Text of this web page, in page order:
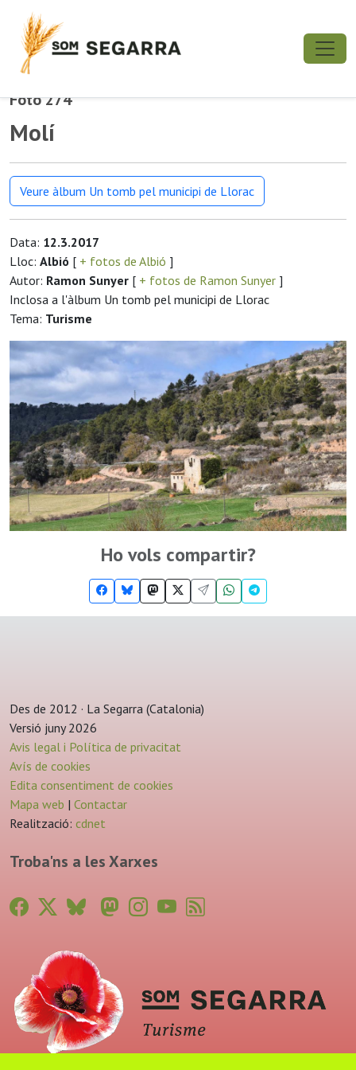
Foto 274
Molí
Veure àlbum Un tomb pel municipi de Llorac
Data: 12.3.2017
Lloc: Albió [ + fotos de Albió ]
Autor: Ramon Sunyer [ + fotos de Ramon Sunyer ]
Inclosa a l'àlbum Un tomb pel municipi de Llorac
Tema: Turisme
Ho vols compartir?
Des de 2012 · La Segarra (Catalonia)
Versió juny 2026
Avis legal i Política de privacitat
Avís de cookies
Edita consentiment de cookies
Mapa web | Contactar
Realització: cdnet
Troba'ns a les Xarxes